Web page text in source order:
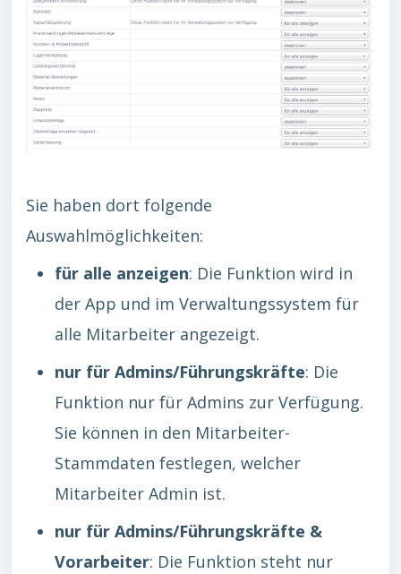
Sie haben dort folgende
Auswahlmöglichkeiten:
für alle anzeigen: Die Funktion wird in
der App und im Verwaltungssystem für
alle Mitarbeiter angezeigt.
nur für Admins/Führungskräfte: Die
Funktion nur für Admins zur Verfügung.
Sie können in den Mitarbeiter-
Stammdaten festlegen, welcher
Mitarbeiter Admin ist.
nur für Admins/Führungskräfte &
Vorarbeiter: Die Funktion steht nur